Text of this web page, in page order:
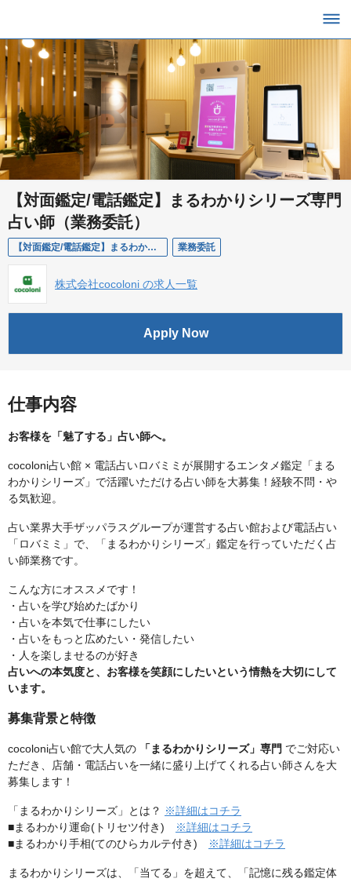
【対面鑑定/電話鑑定】まるわかりシリーズ専門
占い師（業務委託）
【対面鑑定/電話鑑定】まるわかりシリーズ専門占い師（業務委託） 業務委託
株式会社cocoloni の求人一覧
Apply Now
仕事内容
お客様を「魅了する」占い師へ。
cocoloni占い館 × 電話占いロバミミが展開するエンタメ鑑定「まる
わかりシリーズ」で活躍いただける占い師を大募集！経験不問・や
る気歓迎。
占い業界大手ザッパラスグループが運営する占い館および電話占い
「ロバミミ」で、「まるわかりシリーズ」鑑定を行っていただく占
い師業務です。
こんな方にオススメです！
・占いを学び始めたばかり
・占いを本気で仕事にしたい
・占いをもっと広めたい・発信したい
・人を楽しませるのが好き
占いへの本気度と、お客様を笑顔にしたいという情熱を大切にして
います。
募集背景と特徴
cocoloni占い館で大人気の 「まるわかりシリーズ」専門 でご対応い
ただき、店舗・電話占いを一緒に盛り上げてくれる占い師さんを大
募集します！
「まるわかりシリーズ」とは？ ※詳細はコチラ
■まるわかり運命(トリセツ付き)
※詳細はコチラ
■まるわかり手相(てのひらカルテ付き)
※詳細はコチラ
まるわかりシリーズは、「当てる」を超えて、「記憶に残る鑑定体